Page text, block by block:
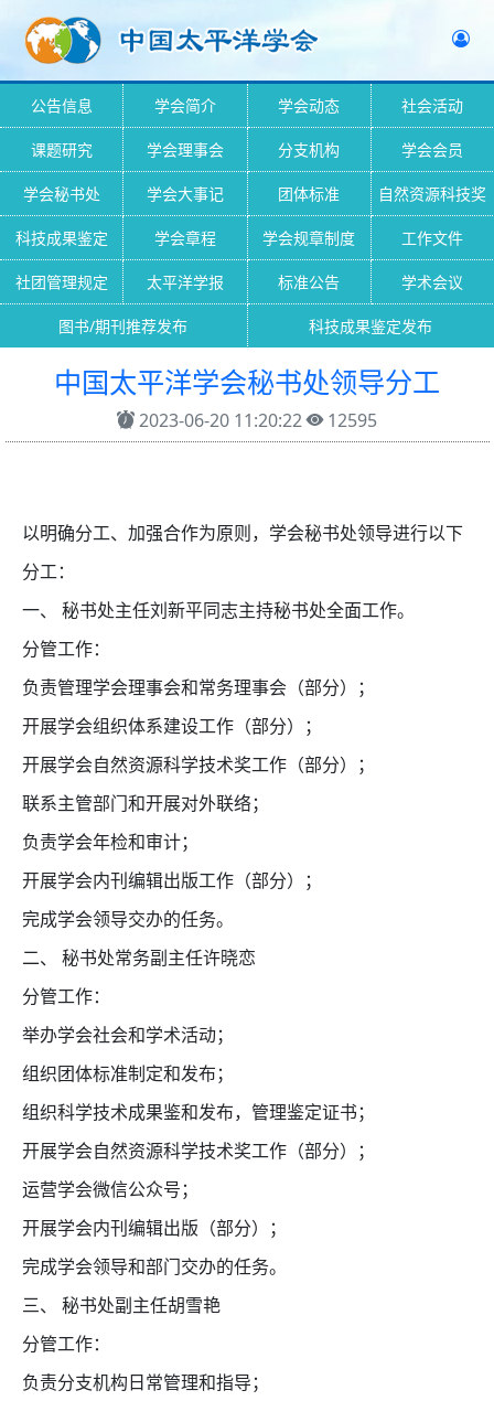
公告信息 学会简介 学会动态 社会活动
课题研究 学会理事会 分支机构 学会会员
学会秘书处 学会大事记 团体标准 自然资源科技奖
科技成果鉴定 学会章程 学会规章制度 工作文件
社团管理规定 太平洋学报 标准公告 学术会议
图书/期刊推荐发布 科技成果鉴定发布
中国太平洋学会秘书处领导分工
2023-06-20 11:20:22 12595
以明确分工、加强合作为原则，学会秘书处领导进行以下
分工：
一、
秘书处主任刘新平同志主持秘书处全面工作。
分管工作：
负责管理学会理事会和常务理事会（部分）；
开展学会组织体系建设工作（部分）；
开展学会自然资源科学技术奖工作（部分）；
联系主管部门和开展对外联络；
负责学会年检和审计；
开展学会内刊编辑出版工作（部分）；
完成学会领导交办的任务。
二、
秘书处常务副主任许晓恋
分管工作：
举办学会社会和学术活动；
组织团体标准制定和发布；
组织科学技术成果鉴和发布，管理鉴定证书；
开展学会自然资源科学技术奖工作（部分）；
运营学会微信公众号；
开展学会内刊编辑出版（部分）；
完成学会领导和部门交办的任务。
三、
秘书处副主任胡雪艳
分管工作：
负责分支机构日常管理和指导；